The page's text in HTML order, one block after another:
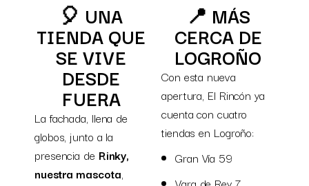
🎈 UNA
TIENDA QUE
SE VIVE
DESDE
FUERA
La fachada, llena de
globos, junto a la
presencia de Rinky,
nuestra mascota,
📍 MÁS
CERCA DE
LOGROÑO
Con esta nueva
apertura, El Rincón ya
cuenta con cuatro
tiendas en Logroño:
Gran Vía 59